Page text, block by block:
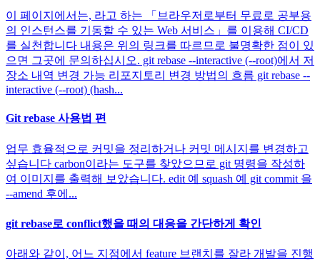
이 페이지에서는, 라고 하는 「브라우저로부터 무료로 공부용
의 인스턴스를 기동할 수 있는 Web 서비스」를 이용해 CI/CD
를 실천합니다 내용은 위의 링크를 따르므로 불명확한 점이 있
으면 그곳에 문의하십시오. git rebase --interactive (--root)에서 저
장소 내역 변경 가능 리포지토리 변경 방법의 흐름 git rebase --
interactive (--root) (hash...
Git rebase 사용법 편
업무 효율적으로 커밋을 정리하거나 커밋 메시지를 변경하고
싶습니다 carbon이라는 도구를 찾았으므로 git 명령을 작성하
여 이미지를 출력해 보았습니다. edit 예 squash 예 git commit 을
--amend 후에...
git rebase로 conflict했을 때의 대응을 간단하게 확인
아래와 같이, 어느 지점에서 feature 브랜치를 잘라 개발을 진행